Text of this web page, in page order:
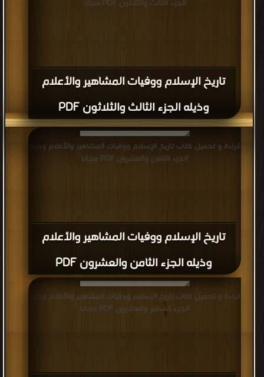
تاريخ الإسلام ووفيات المشاهير والأعلام
وذيله الجزء الثالث والثلاثون PDF
الجزء الثالث والثلاثون PDF مجانا
تاريخ الإسلام ووفيات المشاهير والأعلام
وذيله الجزء الثامن والعشرون PDF
قراءة و تحميل كتاب تاريخ الإسلام ووفيات المشاهير والأعلام وذيله
الجزء الثامن والعشرون PDF مجانا
قراءة و تحميل كتاب تاريخ الإسلام ووفيات المشاهير والأعلام وذيله
الجزء السابع والعشرون PDF مجانا